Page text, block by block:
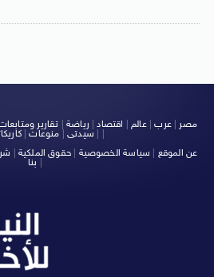
مصر |عرب|عالم| اقتصاد| رياضة تقارير
سيدتى| منوعات|
عن الموقع
سياسة الخصوصية حقوق الملكية
بنا